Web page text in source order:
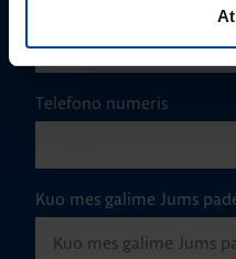
Telefono numeris
Kuo mes galime Jums